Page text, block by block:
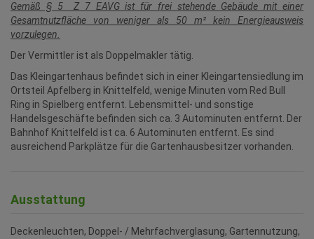
Gemäß § 5 Z 7 EAVG ist für frei stehende Gebäude mit einer
Gesamtnutzfläche von weniger als 50 m² kein Energieausweis
vorzulegen.
Der Vermittler ist als Doppelmakler tätig.
Das Kleingartenhaus befindet sich in einer Kleingartensiedlung im
Ortsteil Apfelberg in Knittelfeld, wenige Minuten vom Red Bull
Ring in Spielberg entfernt. Lebensmittel- und sonstige
Handelsgeschäfte befinden sich ca. 3 Autominuten entfernt. Der
Bahnhof Knittelfeld ist ca. 6 Autominuten entfernt. Es sind
ausreichend Parkplätze für die Gartenhausbesitzer vorhanden.
Ausstattung
Deckenleuchten Doppel- / Mehrfachverglasung Gartennutzung